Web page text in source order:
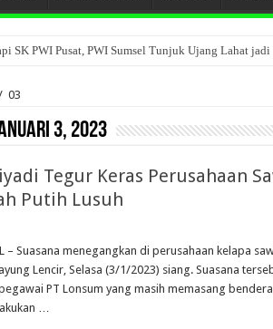
SK PWI Pusat, PWI Sumsel Tunjuk Ujang Lahat
03
3, 2023
Tegur Keras Perusahaan
Putih Lusuh
– Suasana menegangkan di perusahaan kelapa
Lencir, Selasa (3/1/2023) siang. Suasana
PT Lonsum yang masih memasang
…